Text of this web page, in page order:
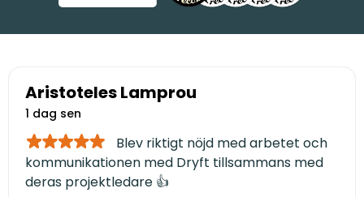
Aristoteles Lamprou
1 dag sen
Blev riktigt nöjd med arbetet och
kommunikationen med Dryft tillsammans med
deras projektledare 👍